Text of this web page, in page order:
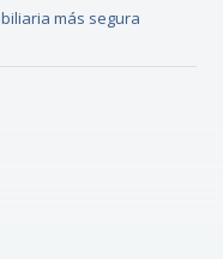
más segura